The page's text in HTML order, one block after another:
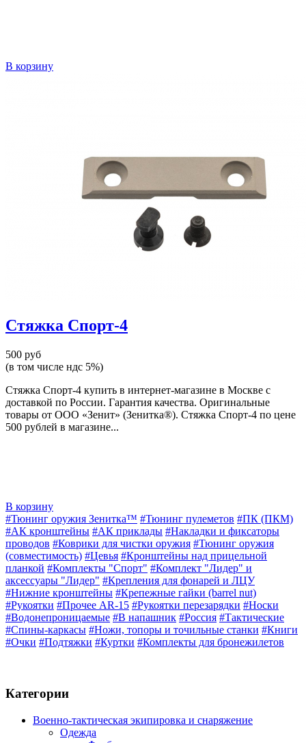
В корзину
Стяжка Спорт-4
500 руб
(в том числе ндс 5%)
Стяжка Спорт-4 купить в интернет-магазине в Москве с
доставкой по России. Гарантия качества. Оригинальные
товары от ООО «Зенит» (Зенитка®). Стяжка Спорт-4 по цене
500 рублей в магазине...
В корзину
#Тюнинг оружия Зенитка™ #Тюнинг пулеметов #ПК (ПКМ)
#АК кронштейны #АК приклады #Накладки и фиксаторы
проводов #Коврики для чистки оружия #Тюнинг оружия
(совместимость) #Цевья #Кронштейны над прицельной
планкой #Комплекты "Спорт" #Комплект "Лидер" и
аксессуары "Лидер" #Крепления для фонарей и ЛЦУ
#Нижние кронштейны #Крепежные гайки (barrel nut)
#Рукоятки #Прочее AR-15 #Рукоятки перезарядки #Носки
#Водонепроницаемые #В напашник #Россия #Тактические
#Спины-каркасы #Ножи, топоры и точильные станки #Книги
#Очки #Подтяжки #Куртки #Комплекты для бронежилетов
Категории
Военно-тактическая экипировка и снаряжение
Одежда